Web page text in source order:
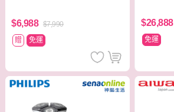
$6,988 $7,990
贈
免運
$26,888
免運